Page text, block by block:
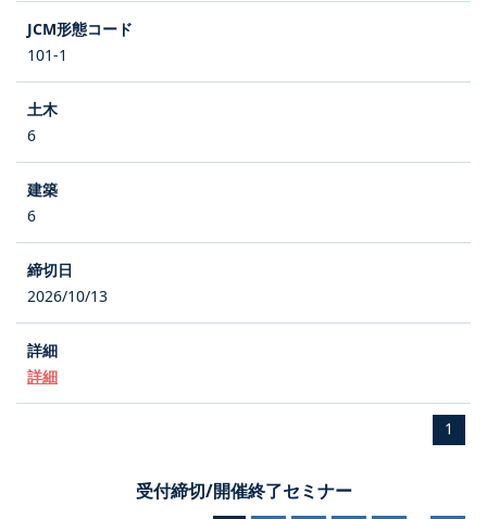
101-1
6
6
2026/10/13
詳細
1
受付締切/開催終了セミナー